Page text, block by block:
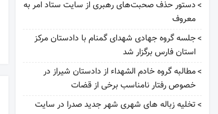
دستور حذف صحبت‌های رهبری از سایت ستاد امر به
معروف
جلسه گروه جهادی شهدای گمنام با دادستان مرکز
استان فارس برگزار شد
مطالبه گروه خادم الشهداء از دادستان شیراز در
خصوص رفتار نامناسب برخی از قضات
تخلیه زباله های شهری شهر جدید صدرا در سایت